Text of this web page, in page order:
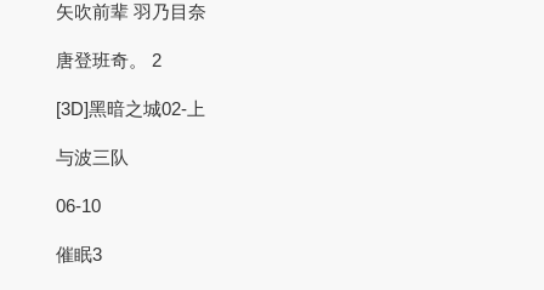
矢吹前辈 羽乃目奈
唐登班奇。 2
[3D]黑暗之城02-上
与波三队
06-10
催眠3